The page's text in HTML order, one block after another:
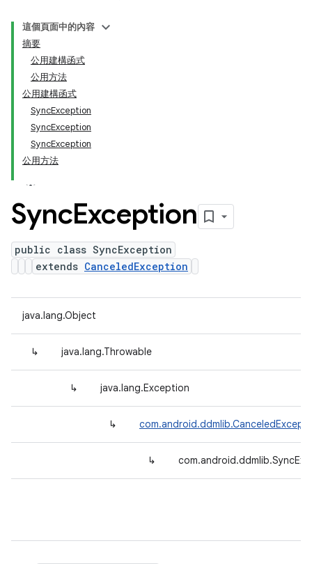
這個頁面中的內容
摘要
公用建構函式
公用方法
公用建構函式
SyncException
SyncException
SyncException
公用方法
SyncException
public class SyncException
extends CanceledException
java.lang.Object
↳ java.lang.Throwable
↳ java.lang.Exception
↳
↳